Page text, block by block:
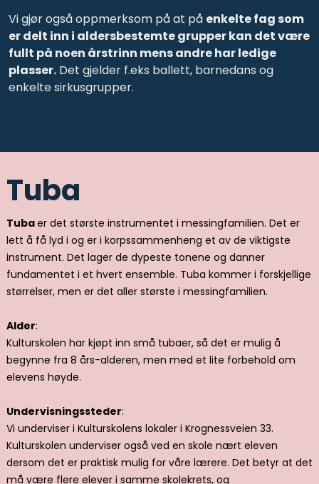
Vi gjør også oppmerksom på at på enkelte fag som
er delt inn i aldersbestemte grupper kan det være
fullt på noen årstrinn mens andre har ledige
plasser. Det gjelder f.eks ballett, barnedans og
enkelte sirkusgrupper.
Tuba
Tubaer det største instrumentet i messingfamilien. Det er
lett å få lyd i og er i korpssammenheng et av de viktigste
instrument. Det lager de dypeste tonene og danner
fundamentet i et hvert ensemble. Tuba kommer i forskjellige
størrelser, men er det aller største i messingfamilien.
Alder:
Kulturskolen har kjøpt inn små tubaer, så det er mulig å
begynne fra 8 års-alderen, men med et lite forbehold om
elevens høyde.
Undervisningssteder:
Vi underviser i Kulturskolens lokaler i Krognessveien 33.
Kulturskolen underviser også ved en skole nært eleven
dersom det er praktisk mulig for våre lærere. Det betyr at det
må være flere elever i samme skolekrets, og